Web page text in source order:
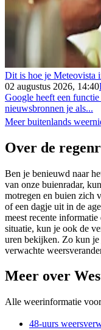
Dit is hoe je Meteovista
02 augustus 2026, 14:40
Google heeft een
nieuwsbronnen je als...
Meer buitenlands
Over de
Ben je benieuwd naar
van onze buienradar,
motregen en buien zich
of een dagje uit in de
meest recente
situatie, kun je ook de
uren bekijken. Zo kun je
verwachte
Meer over
Alle weerinformatie
48-uurs